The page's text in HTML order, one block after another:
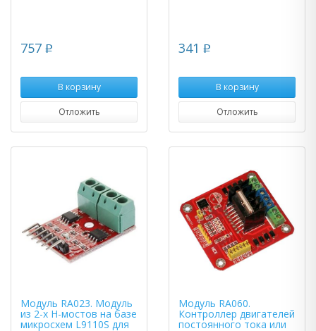
757 p
В корзину
Отложить
341 p
В корзину
Отложить
Модуль RA023. Модуль
из 2-х H-мостов на базе
микросхем L9110S для
Модуль RA060.
Контроллер двигателей
постоянного тока или